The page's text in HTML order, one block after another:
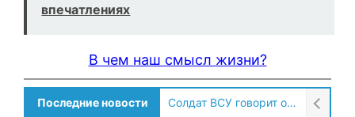
впечатлениях
В чем наш смысл жизни?
Последние новости Солдат ВСУ говорит о том, чтобы продавали топливо для ремонта техники в Угледаре